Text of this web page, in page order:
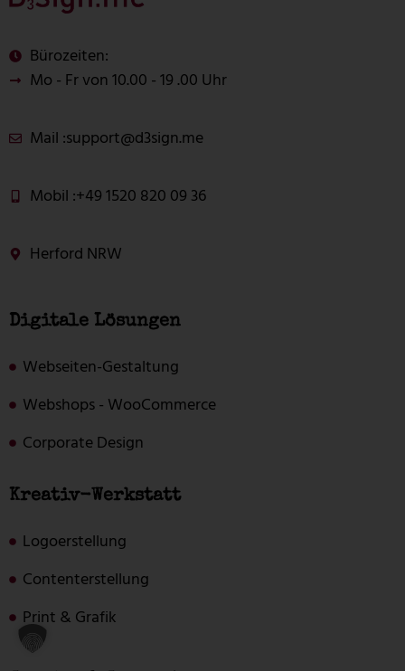
Bürozeiten:
Mo - Fr von 10.00 - 19 .00 Uhr
Mail :support@d3sign.me
Mobil :+49 1520 820 09 36
Herford NRW
Digitale Lösungen
Webseiten-Gestaltung
Webshops - WooCommerce
Corporate Design
Kreativ-Werkstatt
Logoerstellung
Contenterstellung
Print & Grafik